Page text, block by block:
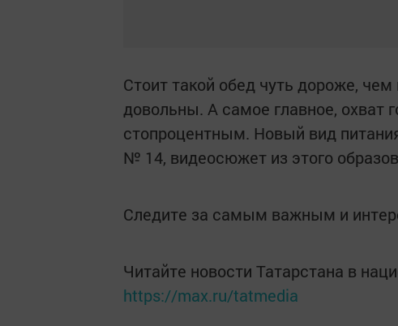
Стоит такой обед чуть дороже,
довольны. А самое главное, охват
стопроцентным. Новый вид
№ 14, видеосюжет из этого
Следите за самым важным и
Читайте новости Татарстана в
https://max.ru/tatmedia